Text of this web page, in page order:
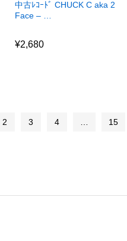
中古ﾚｺｰﾄﾞ CHUCK C aka 2
Face – …
¥2,680
2 3 4 15